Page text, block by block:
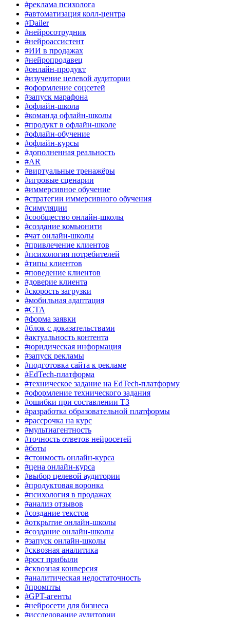
#реклама психолога
#автоматизация колл-центра
#Dailer
#нейросотрудник
#нейроассистент
#ИИ в продажах
#нейропродавец
#онлайн-продукт
#изучение целевой аудитории
#оформление соцсетей
#запуск марафона
#офлайн-школа
#команда офлайн-школы
#продукт в офлайн-школе
#офлайн-обучение
#офлайн-курсы
#дополненная реальность
#AR
#виртуальные тренажёры
#игровые сценарии
#иммерсивное обучение
#стратегии иммерсивного обучения
#симуляции
#сообщество онлайн-школы
#создание комьюнити
#чат онлайн-школы
#привлечение клиентов
#психология потребителей
#типы клиентов
#поведение клиентов
#доверие клиента
#скорость загрузки
#мобильная адаптация
#CTA
#форма заявки
#блок с доказательствами
#актуальность контента
#юридическая информация
#запуск рекламы
#подготовка сайта к рекламе
#EdTech-платформа
#техническое задание на EdTech-платформу
#оформление технического задания
#ошибки при составлении ТЗ
#разработка образовательной платформы
#рассрочка на курс
#мультиагентность
#точность ответов нейросетей
#боты
#стоимость онлайн-курса
#цена онлайн-курса
#выбор целевой аудитории
#продуктовая воронка
#психология в продажах
#анализ отзывов
#создание текстов
#открытие онлайн-школы
#создание онлайн-школы
#запуск онлайн-школы
#сквозная аналитика
#рост прибыли
#сквозная конверсия
#аналитическая недостаточность
#промпты
#GPT-агенты
#нейросети для бизнеса
#исследование аудитории